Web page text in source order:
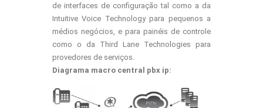
de interfaces de configuração tal como a da
Intuitive Voice Technology para pequenos a
médios negócios, e para painéis de controle
como o da Third Lane Technologies para
provedores de serviços.
Diagrama macro central pbx ip: